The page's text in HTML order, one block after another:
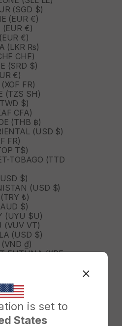
is set to
States
(SGD $)
(EUR €)
(EUR €)
€)
(LKR ₨)
CHF)
(SRD $)
€)
FR)
(TZS SH)
$)
CFA)
(THB ฿)
(USD $)
FR)
T$)
TOBAGO (TTD
$)
(USD $)
₺)
$)
(UYU $U)
(VUV VT)
(USD $)
₫)
FUTUNA (XPF
(USD $)
UNIS
(USD $)